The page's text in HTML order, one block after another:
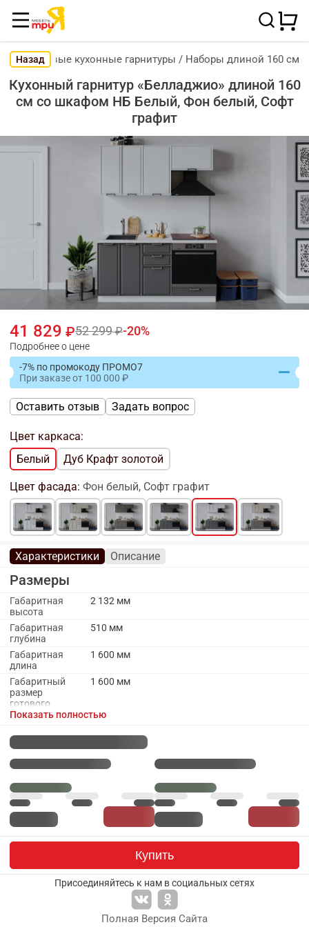
НазадГотовые кухонные гарнитуры / Наборы длиной 160 см
Кухонный гарнитур «Белладжио» длиной 160
см со шкафом НБ Белый, Фон белый, Софт
графит
41 829 52 299 20
Подробнее о цене
-7% по промокоду ПРОМО7
При заказеот 100 000
Оставить отзыв Задать вопрос
Цвет каркаса:
Белый
Дуб Крафт золотой
Цвет фасада: Фон белый, Софт графит
Характеристики Описание
Размеры
Габаритная
высота
2 132 мм
Габаритная
глубина
510 мм
Габаритная
длина
1 600 мм
Габаритный
размер
готового
набора
учетом
газовой плиты
на 60 см
1 600 мм
размер набора
модулей без
учета газовой
плиты
Материалы
каркаса
ПВХ
Показать полностью
Купить
Присоединяйтесь к нам в социальных сетях
Полная Версия Сайта